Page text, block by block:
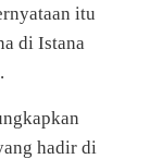
itu
di Istana
hadir di